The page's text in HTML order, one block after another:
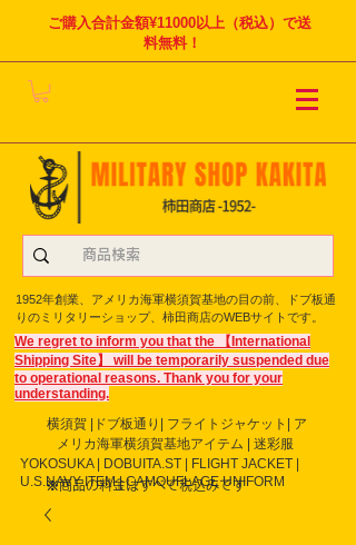
ご購入合計金額¥11000以上（税込）で送
料無料！
1952年創業、アメリカ海軍横須賀基地の目の前、ドブ板通
りのミリタリーショップ、柿田商店のWEBサイトです。
We regret to inform you that the 【International
Shipping Site】 will be temporarily suspended due
to operational reasons. Thank you for your
understanding.
横須賀 |ドブ板通り| フライト ジャケット| ア
メリカ海軍横須賀基地アイテム | 迷彩服
YOKOSUKA | DOBUITA.ST | FLIGHT JACKET |
U.S.NAVY ITEM | CAMOUFLAGE UNIFORM
※商品の料金はすべて税込みです